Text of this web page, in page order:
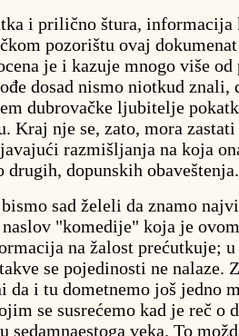
i prilično štura, informacija
pozorištu ovaj dokumenat
je i kazuje mnogo više
dosad nismo niotkud znali,
dubrovačke ljubitelje
Kraj nje se, zato, mora zastati
razmišljanja na koja
drugih, dopunskih obaveštenja.
sad želeli da znamo
naslov "komedije" koja je
na žalost prećutkuje;
se pojedinosti ne nalaze.
da i tu dometnemo još jedno
se susrećemo kad je reč o
sedamnaestoga veka. To